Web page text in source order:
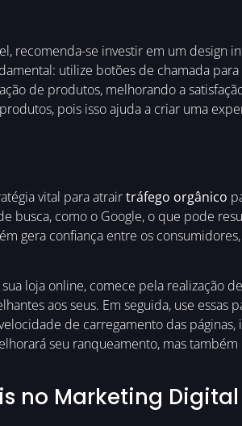
recomenda-se investir em um design
utilize botões de chamada
de produtos, melhorando a
pois isso ajuda a criar uma
vital para atrairtráfego orgânico
busca, como o Google, o que pode
gera confiança entre os
loja online, comece pela realização
aos seus. Em seguida, use
de carregamento das
seu ranqueamento, mas
no Marketing Digital